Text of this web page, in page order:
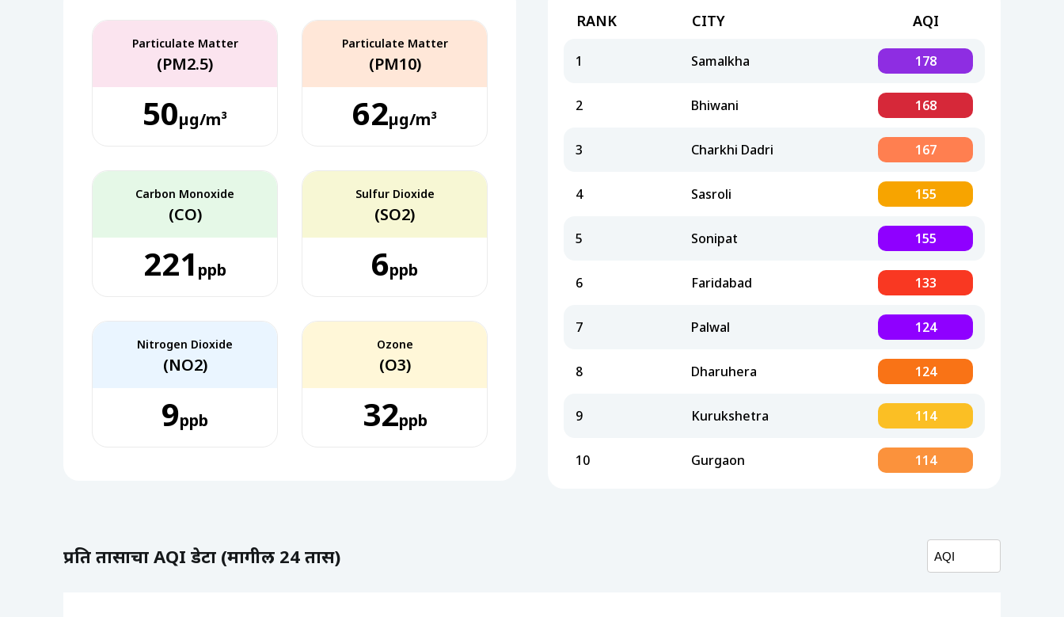
Particulate Matter
(PM2.5)
50µg/m³
Particulate Matter
(PM10)
62µg/m³
Carbon Monoxide
(CO)
221 ppb
Sulfur Dioxide
(SO2)
6ppb
Nitrogen Dioxide
(NO2)
9ppb
Ozone
(O3)
32ppb
RANK CITY AQI
1 Samalkha 178
2 Bhiwani 168
3 Charkhi Dadri 167
4 Sasroli 155
5 Sonipat 155
6 Faridabad 133
7 Palwal 124
8 Dharuhera 124
9 Kurukshetra 114
10 Gurgaon 114
प्रति तासाचा AQI डेटा (मागील 24 तास)